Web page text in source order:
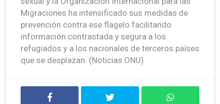
Migraciones ha intensificado sus medidas de
prevención contra ese flagelo facilitando
información contrastada y segura a los
refugiados y a los nacionales de terceros países
que se desplazan. (Noticias ONU)